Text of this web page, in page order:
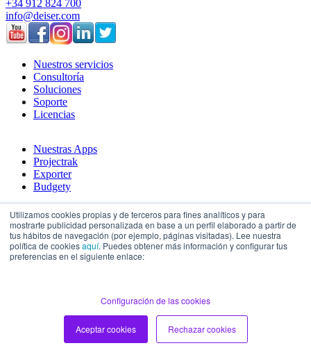
Utilizamos cookies propias y de terceros para fines analíticos y para
mostrarte publicidad personalizada en base a un perfil elaborado a partir de
tus hábitos de navegación (por ejemplo, páginas visitadas). Lee nuestra
política de cookiesaquí. Puedes obtener más información y configurar tus
preferencias en el siguiente enlace:
Configuración de las cookies
Aceptar cookies Rechazar cookies
+34 912 824 700
info@deiser.com
Nuestros servicios
Consultoría
Soluciones
Soporte
Licencias
Nuestras Apps
Projectrak
Exporter
Budgety
Compañía
Sobre nosotros
Historia
Únete a Deiser
Eventos
Recursos